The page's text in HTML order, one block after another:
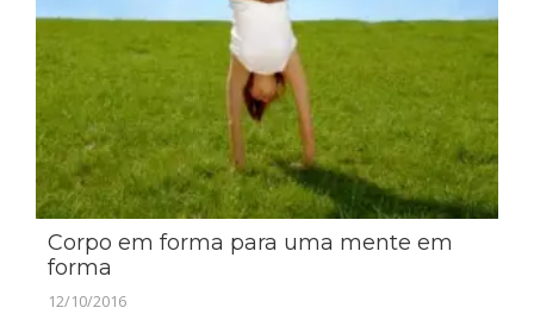
Corpo em forma para uma mente em
forma
12/10/2016